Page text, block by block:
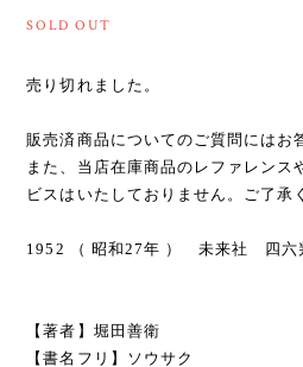
SOLD OUT
売り切れました。
販売済商品についてのご質問にはお
また、当店在庫商品のレファレンス
ビスはいたしておりません。ご了承
1952 （ 昭和27年 ） 未来社 四
【著者】堀田善衛
【書名フリ】ソウサク